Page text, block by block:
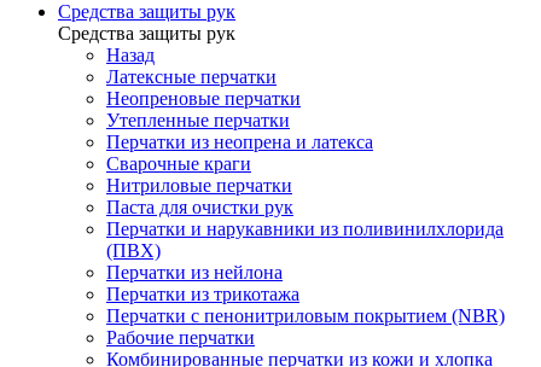
Средства защиты рук
Средства защиты рук
Назад
Латексные перчатки
Неопреновые перчатки
Утепленные перчатки
Перчатки из неопрена и латекса
Сварочные краги
Нитриловые перчатки
Паста для очистки рук
Перчатки и нарукавники из поливинилхлорида
(ПВХ)
Перчатки из нейлона
Перчатки из трикотажа
Перчатки с пенонитриловым покрытием (NBR)
Рабочие перчатки
Комбинированные перчатки из кожи и хлопка